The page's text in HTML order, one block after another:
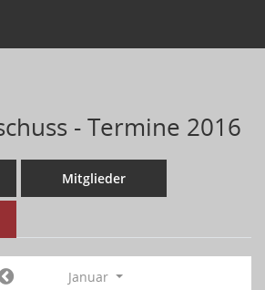
- Termine 2016
Mitglieder
Januar